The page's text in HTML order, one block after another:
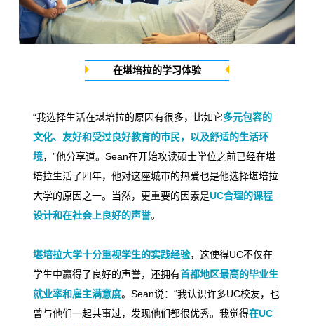
在堪培拉的学习体验
“我选择生活在堪培拉的原因有很多，比如它多元包容的
文化、友好和受过良好教育的市民，以及舒适的生活环
境， ”他分享道。 Sean在开始攻读硕士学位之前已经在堪
培拉生活了四年，他对这座城市的热爱也是他选择堪培拉
大学的原因之一。当然，更重要的因素是UC合理的课程
设计和在社会上良好的声誉。
堪培拉大学十分重视学生的实践经验，这使得UC不仅在
学生中赢得了良好的声誉，还拥有首都地区最高的毕业生
就业率和雇主满意度。 Sean说： “我认识许多UC校友，也
曾与他们一起共事过，发现他们都很优秀。我觉得在UC